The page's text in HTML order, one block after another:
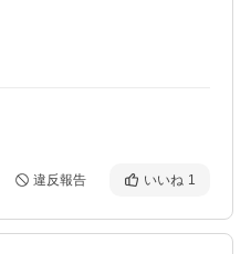
違反報告 いいね 1